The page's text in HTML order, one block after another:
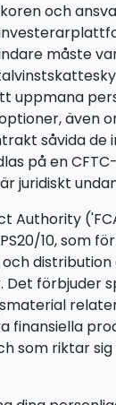
och
måste
uppmana
även
såvida de
på en
juridiskt
Authority
10, som
distribution
förbjuder
finansiella
som riktar sig